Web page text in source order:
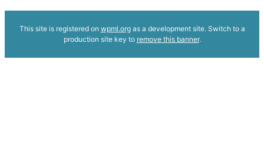
This site is registered on wpml.orgas a development site. Switch to a
production site key to remove this banner.